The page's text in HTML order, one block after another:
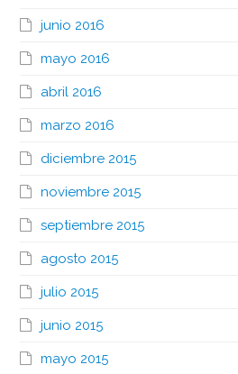
junio 2016
mayo 2016
abril 2016
marzo 2016
diciembre 2015
noviembre 2015
septiembre 2015
agosto 2015
julio 2015
junio 2015
mayo 2015